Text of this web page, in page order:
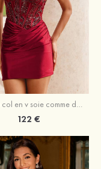
Fourreau col en v soie comme du satin courte/mini robe de fête de la rentrée avec paillettes
122 €